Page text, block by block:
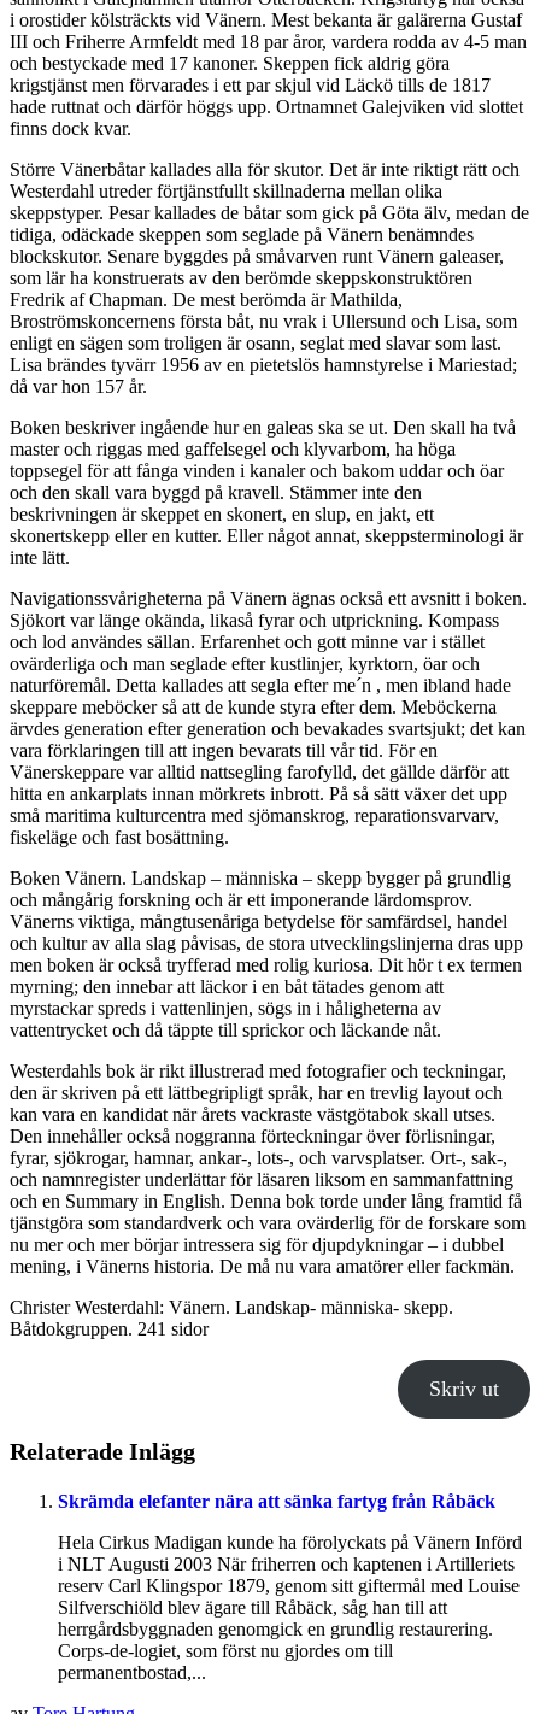
i orostider kölsträckts vid Vänern. Mest bekanta är galärerna Gustaf
III och Friherre Armfeldt med 18 par åror, vardera rodda av 4-5 man
och bestyckade med 17 kanoner. Skeppen fick aldrig göra
krigstjänst men förvarades i ett par skjul vid Läckö tills de 1817
hade ruttnat och därför höggs upp. Ortnamnet Galejviken vid slottet
finns dock kvar.
Större Vänerbåtar kallades alla för skutor. Det är inte riktigt rätt och
Westerdahl utreder förtjänstfullt skillnaderna mellan olika
skeppstyper. Pesar kallades de båtar som gick på Göta älv, medan de
tidiga, odäckade skeppen som seglade på Vänern benämndes
blockskutor. Senare byggdes på småvarven runt Vänern galeaser,
som lär ha konstruerats av den berömde skeppskonstruktören
Fredrik af Chapman. De mest berömda är Mathilda,
Broströmskoncernens första båt, nu vrak i Ullersund och Lisa, som
enligt en sägen som troligen är osann, seglat med slavar som last.
Lisa brändes tyvärr 1956 av en pietetslös hamnstyrelse i Mariestad;
då var hon 157 år.
Boken beskriver ingående hur en galeas ska se ut. Den skall ha två
master och riggas med gaffelsegel och klyvarbom, ha höga
toppsegel för att fånga vinden i kanaler och bakom uddar och öar
och den skall vara byggd på kravell. Stämmer inte den
beskrivningen är skeppet en skonert, en slup, en jakt, ett
skonertskepp eller en kutter. Eller något annat, skeppsterminologi är
inte lätt.
Navigationssvårigheterna på Vänern ägnas också ett avsnitt i boken.
Sjökort var länge okända, likaså fyrar och utprickning. Kompass
och lod användes sällan. Erfarenhet och gott minne var i stället
ovärderliga och man seglade efter kustlinjer, kyrktorn, öar och
naturföremål. Detta kallades att segla efter me´n , men ibland hade
skeppare meböcker så att de kunde styra efter dem. Meböckerna
ärvdes generation efter generation och bevakades svartsjukt; det kan
vara förklaringen till att ingen bevarats till vår tid. För en
Vänerskeppare var alltid nattsegling farofylld, det gällde därför att
hitta en ankarplats innan mörkrets inbrott. På så sätt växer det upp
små maritima kulturcentra med sjömanskrog, reparationsvarvarv,
fiskeläge och fast bosättning.
Boken Vänern. Landskap – människa – skepp bygger på grundlig
och mångårig forskning och är ett imponerande lärdomsprov.
Vänerns viktiga, mångtusenåriga betydelse för samfärdsel, handel
och kultur av alla slag påvisas, de stora utvecklingslinjerna dras upp
men boken är också tryfferad med rolig kuriosa. Dit hör t ex termen
myrning; den innebar att läckor i en båt tätades genom att
myrstackar spreds i vattenlinjen, sögs in i håligheterna av
vattentrycket och då täppte till sprickor och läckande nåt.
Westerdahls bok är rikt illustrerad med fotografier och teckningar,
den är skriven på ett lättbegripligt språk, har en trevlig layout och
kan vara en kandidat när årets vackraste västgötabok skall utses.
Den innehåller också noggranna förteckningar över förlisningar,
fyrar, sjökrogar, hamnar, ankar-, lots-, och varvsplatser. Ort-, sak-,
och namnregister underlättar för läsaren liksom en sammanfattning
och en Summary in English. Denna bok torde under lång framtid få
tjänstgöra som standardverk och vara ovärderlig för de forskare som
nu mer och mer börjar intressera sig för djupdykningar – i dubbel
mening, i Vänerns historia. De må nu vara amatörer eller fackmän.
Christer Westerdahl: Vänern. Landskap- människa- skepp.
Båtdokgruppen. 241 sidor
Skriv ut
Relaterade Inlägg
Skrämda elefanter nära att sänka fartyg från Råbäck
Hela Cirkus Madigan kunde ha förolyckats på Vänern Införd
i NLT Augusti 2003 När friherren och kaptenen i Artilleriets
reserv Carl Klingspor 1879, genom sitt giftermål med Louise
Silfverschiöld blev ägare till Råbäck, såg han till att
herrgårdsbyggnaden genomgick en grundlig restaurering.
Corps-de-logiet, som först nu gjordes om till
permanentbostad,...